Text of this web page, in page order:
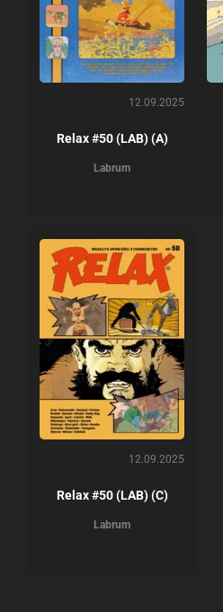
12.09.2025
Relax #50 (LAB) (A)
Labrum
12.09.2025
Relax #50 (LAB) (C)
Labrum